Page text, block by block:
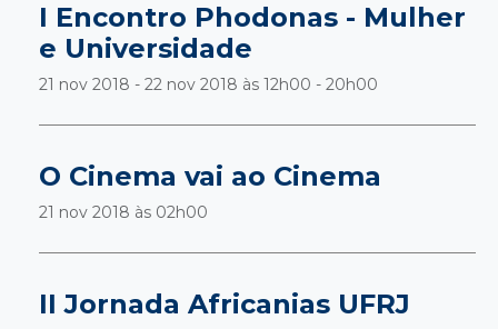
I Encontro Phodonas - Mulher
e Universidade
21 nov 2018 - 22 nov 2018 às 12h00 - 20h00
O Cinema vai ao Cinema
21 nov 2018 às 02h00
II Jornada Africanias UFRJ